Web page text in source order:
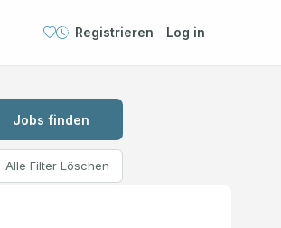
Registrieren Log in
Jobs finden
Alle Filter Löschen